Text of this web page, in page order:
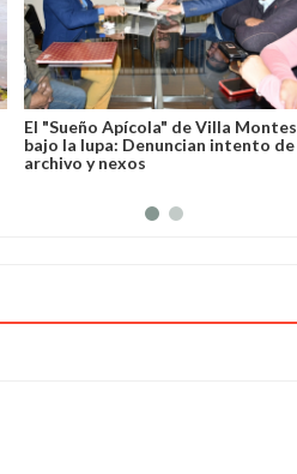
El "Sueño Apícola" de Villa Montes
bajo la lupa: Denuncian intento de
archivo y nexos